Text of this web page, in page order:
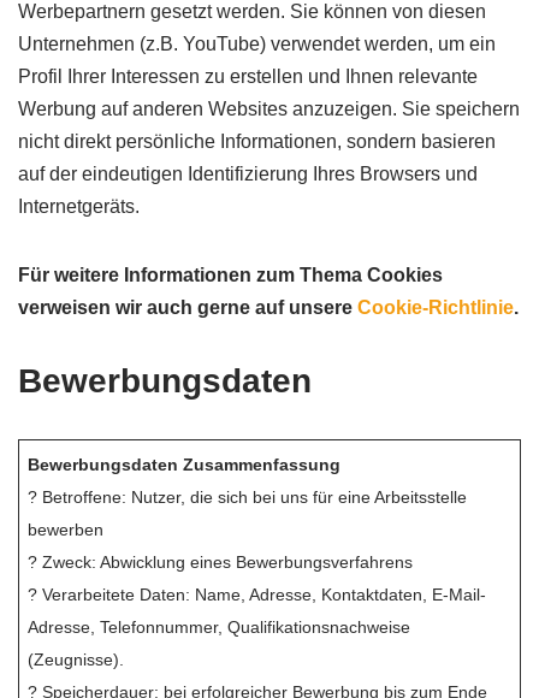
Werbepartnern gesetzt werden. Sie können von diesen
Unternehmen (z.B. YouTube) verwendet werden, um ein
Profil Ihrer Interessen zu erstellen und Ihnen relevante
Werbung auf anderen Websites anzuzeigen. Sie speichern
nicht direkt persönliche Informationen, sondern basieren
auf der eindeutigen Identifizierung Ihres Browsers und
Internetgeräts.
Für weitere Informationen zum Thema Cookies
verweisen wir auch gerne auf unsere Cookie-Richtlinie.
Bewerbungsdaten
Bewerbungsdaten Zusammenfassung
? Betroffene: Nutzer, die sich bei uns für eine Arbeitsstelle
bewerben
? Zweck: Abwicklung eines Bewerbungsverfahrens
? Verarbeitete Daten: Name, Adresse, Kontaktdaten, E-Mail-
Adresse, Telefonnummer, Qualifikationsnachweise
(Zeugnisse).
? Speicherdauer: bei erfolgreicher Bewerbung bis zum Ende